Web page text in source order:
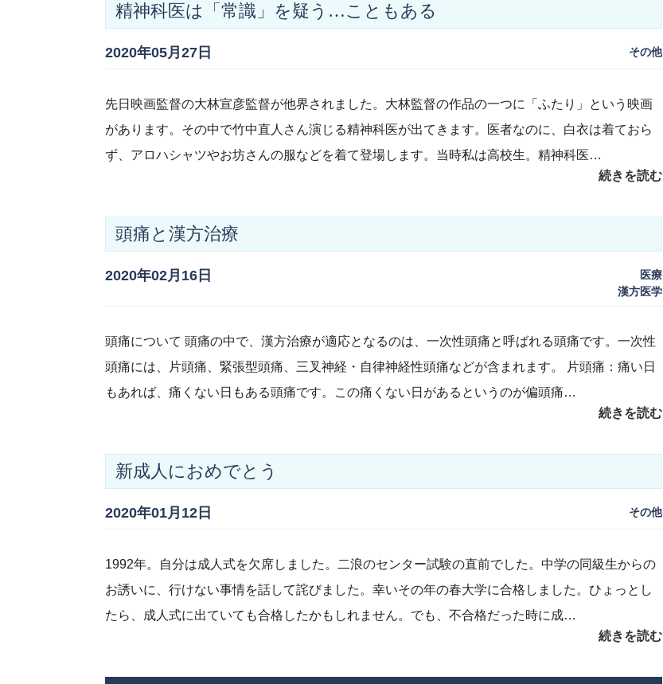
精神科医は「常識」を疑う…こともある
2020年05月27日 その他
先日映画監督の大林宣彦監督が他界されました。大林監督の作品の一つに「ふたり」という映画
があります。その中で竹中直人さん演じる精神科医が出てきます。医者なのに、白衣は着ておら
ず、アロハシャツやお坊さんの服などを着て登場します。当時私は高校生。精神科医…
続きを読む
頭痛と漢方治療
2020年02月16日
医療
漢方医学
頭痛について 頭痛の中で、漢方治療が適応となるのは、一次性頭痛と呼ばれる頭痛です。一次性
頭痛には、片頭痛、緊張型頭痛、三叉神経・自律神経性頭痛などが含まれます。 片頭痛：痛い日
もあれば、痛くない日もある頭痛です。この痛くない日があるというのが偏頭痛…
続きを読む
新成人におめでとう
2020年01月12日 その他
1992年。自分は成人式を欠席しました。二浪のセンター試験の直前でした。中学の同級生からの
お誘いに、行けない事情を話して詫びました。幸いその年の春大学に合格しました。ひょっとし
たら、成人式に出ていても合格したかもしれません。でも、不合格だった時に成…
続きを読む